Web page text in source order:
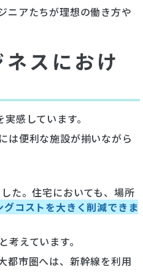
ニアたちが理想の働き方や
スにおけ
感しています。
は便利な施設が揃いながら
た。住宅においても、場所
コストを大きく削減できま
えています。
都市圏へは、新幹線を利用